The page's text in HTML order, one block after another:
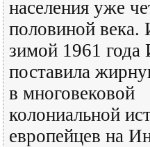
населения уже
половиной века.
зимой 1961 года
поставила
в многовековой
колониальной
европейцев на